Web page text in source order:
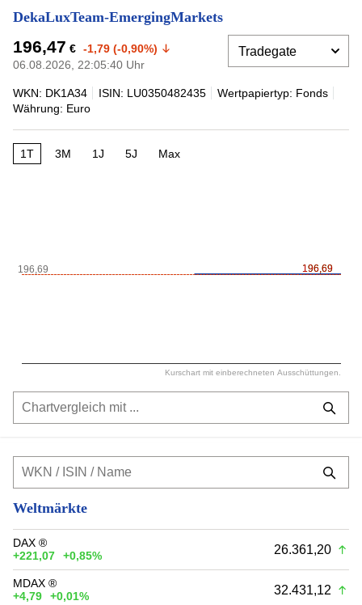
DekaLuxTeam-EmergingMarkets
196,47 € -1,79 (-0,90%)
06.08.2026, 22:05:40 Uhr
WKN: DK1A34 ISIN: LU0350482435
Wertpapiertyp: Fonds
Währung: Euro
1T 3M 1J 5J Max
196,69
196,69
196,69
Kurschart mit einberechneten Ausschüttungen.
Weltmärkte
DAX ®
+221,07
+0,85% 26.361,20
MDAX ®
+4,79
+0,01% 32.431,12